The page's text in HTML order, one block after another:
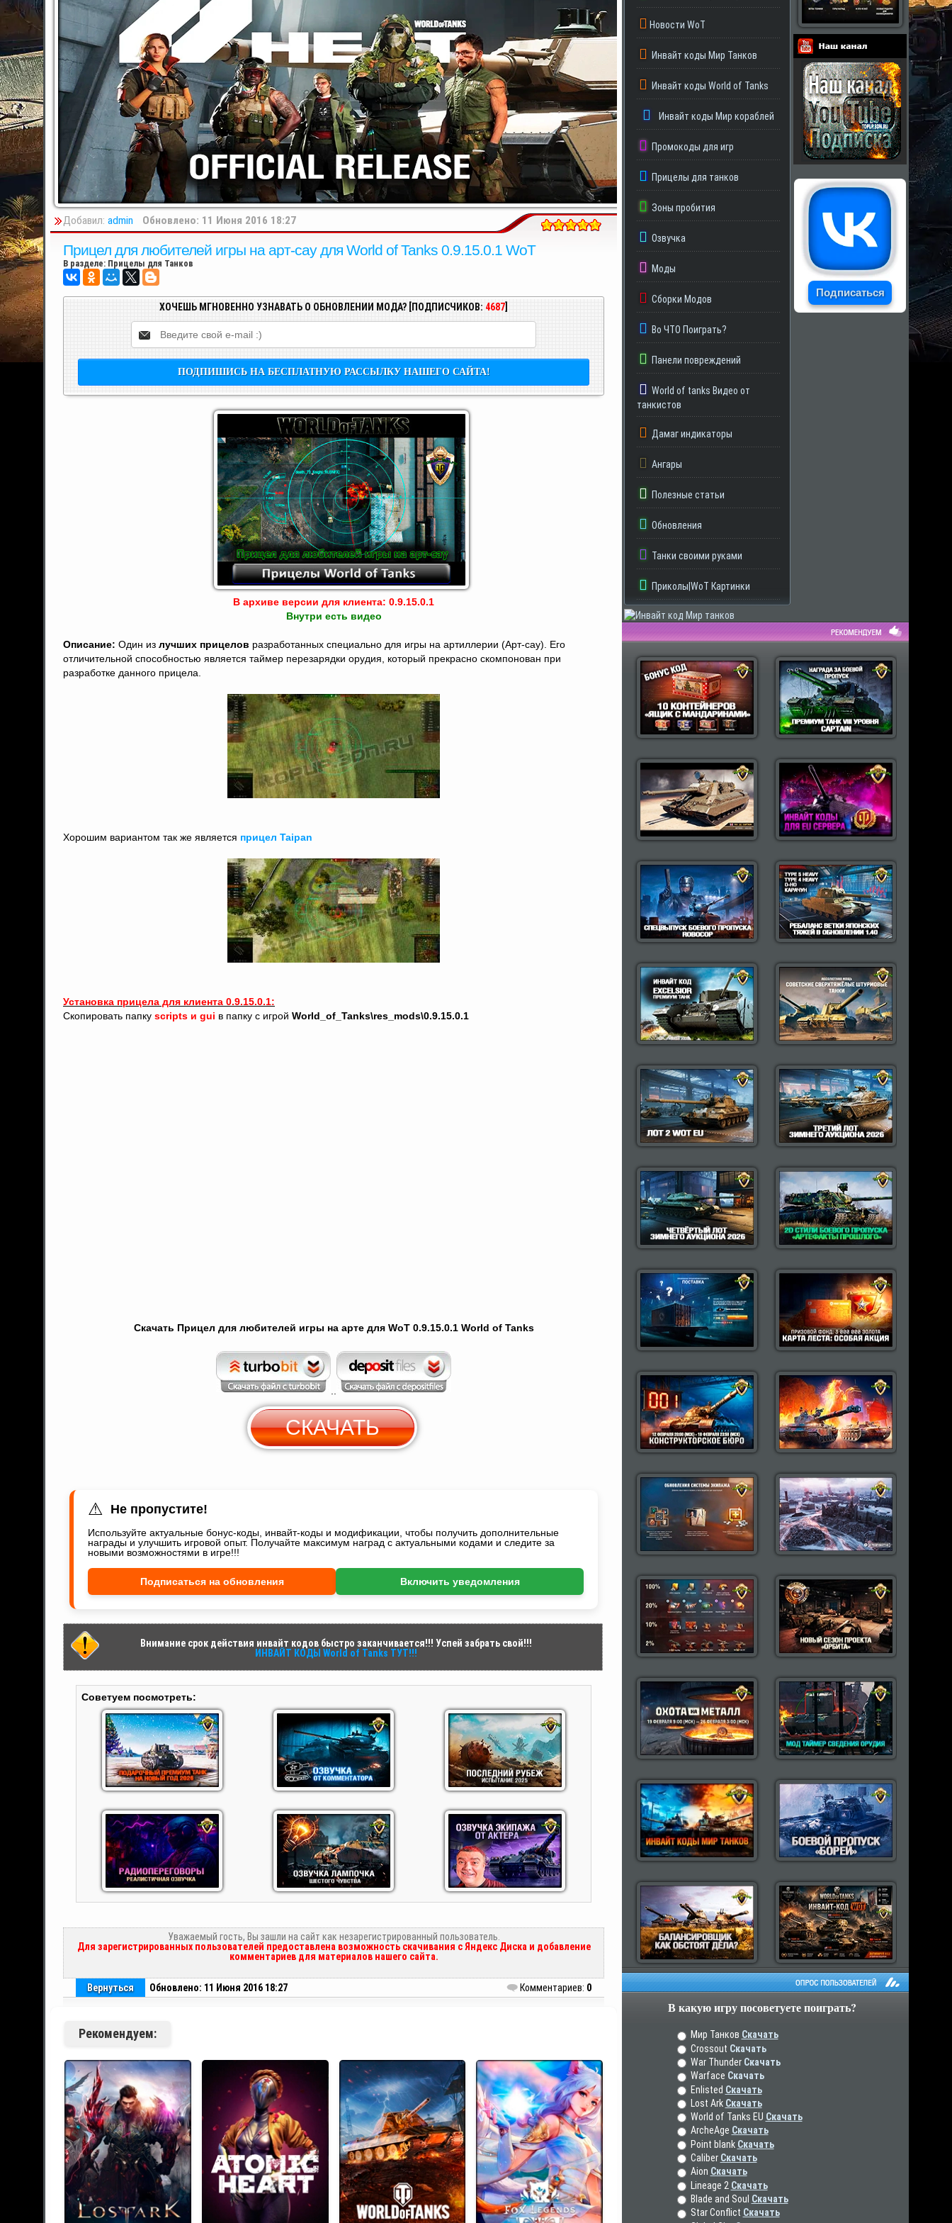
Партнеры
Подписаться
Новости WoT
Инвайт коды Мир Танков
Инвайт коды World of Tanks
Инвайт коды Мир кораблей
Промокоды для игр
Прицелы для танков
Зоны пробития
Озвучка
Моды
Сборки Модов
Во ЧТО Поиграть?
Панели повреждений
World of tanks Видео от
танкистов
Дамаг индикаторы
Ангары
Полезные статьи
Обновления
Танки своими руками
Приколы|WoT Картинки
Популярные моды Wot
Опрос пользователей
В какую игру посоветуете поиграть?
Мир Танков Скачать
Crossout Скачать
War Thunder Скачать
Warface Скачать
Enlisted Скачать
Lost Ark Скачать
World of Tanks EU Скачать
ArcheAge Скачать
Point blank Скачать
Caliber Скачать
Aion Скачать
Lineage 2 Скачать
Blade and Soul Скачать
Star Conflict Скачать
Добавил: admin Обновлено: 11 Июня 2016 18:27
Прицел для любителей игры на арт-сау для World of Tanks 0.9.15.0.1 WoT
В разделе: Прицелы для Танков
ХОЧЕШЬ МГНОВЕННО УЗНАВАТЬ О ОБНОВЛЕНИИ МОДА? [ПОДПИСЧИКОВ: 4687
В архиве версии для клиента: 0.9.15.0.1
Внутри есть видео
Описание: Один из лучших прицелов разработанных специально для игры на артиллерии (Арт-сау). Его
отличительной способностью является таймер перезарядки орудия, который прекрасно скомпонован при
разработке данного прицела.
Хорошим вариантом так же является прицел Taipan
Установка прицела для клиента 0.9.15.0.1:
Скопировать папку scripts и gui в папку с игрой World_of_Tanks\res_mods\0.9.15.0.1
Скачать Прицел для любителей игры на арте для WoT 0.9.15.0.1 World of Tanks
СКАЧАТЬ
Скачать c
Yandex Диск
⚠ Не пропустите!
Используйте актуальные бонус-коды, инвайт-коды и модификации, чтобы получить дополнительные
награды и улучшить игровой опыт. Получайте максимум наград с актуальными кодами и следите за
новыми возможностями в игре!!!
Подписаться на обновления Включить уведомления
Внимание срок действия инвайт кодов быстро заканчивается!!! Успей забрать свой!!!
ИНВАЙТ КОДЫ World of Tanks ТУТ!!!
Советуем посмотреть:
Уважаемый гость, Вы зашли на сайт как незарегистрированный пользователь.
Для зарегистрированных пользователей предоставлена возможность скачивания с Яндекс Диска и добавление
комментариев для материалов нашего сайта.
Комментариев: 0
Вернуться Обновлено: 11 Июня 2016 18:27
Рекомендуем: